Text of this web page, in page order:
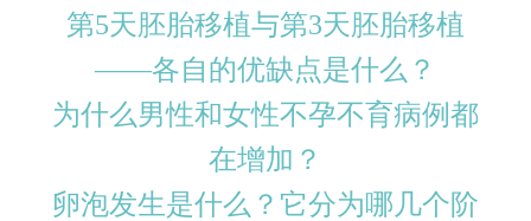
第5天胚胎移植与第3天胚胎移植
——各自的优缺点是什么？
为什么男性和女性不孕不育病例都
在增加？
卵泡发生是什么？它分为哪几个阶